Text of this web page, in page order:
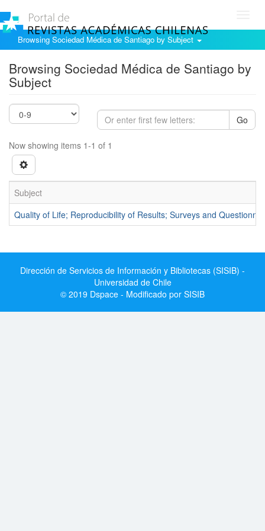
Browsing Sociedad Médica de Santiago by Subject
Browsing Sociedad Médica de Santiago by
Subject
Go
Now showing items 1-1 of 1
Subject
Quality of Life; Reproducibility of Results; Surveys and
Dirección de Servicios de Información y Bibliotecas (SISIB) -
Universidad de Chile
© 2019 Dspace - Modificado por SISIB